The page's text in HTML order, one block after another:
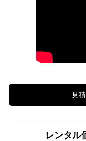
見
レンタル